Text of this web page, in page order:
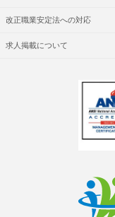
改正職業安定法への対応
求人掲載について